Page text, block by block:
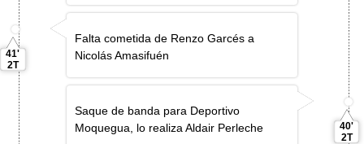
41'
2T
Falta cometida de Renzo Garcés a
Nicolás Amasifuén
Saque de banda para Deportivo
Moquegua, lo realiza Aldair Perleche
40'
2T